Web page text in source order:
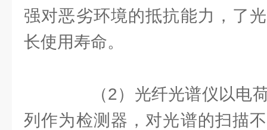
强对恶劣环境的抵抗能力，了
长使用寿命。
（2）光纤光谱仪以电荷
列作为检测器，对光谱的扫描